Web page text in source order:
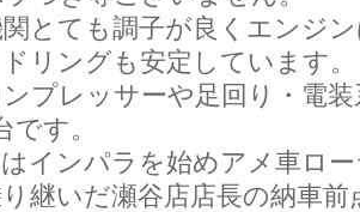
とても調子が良くエンジ
リングも安定しています。
プレッサーや足回り・電
です。
インパラを始めアメ車ロ
継いだ瀬谷店店長の納車